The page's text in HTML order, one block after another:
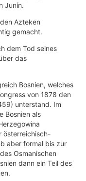
Junín.
Azteken
gemacht.
dem Tod seines
das
Bosnien, welches
von 1878 den
unterstand. Im
Bosnien als
österreichisch-
aber formal bis zur
Osmanischen
dann ein Teil des